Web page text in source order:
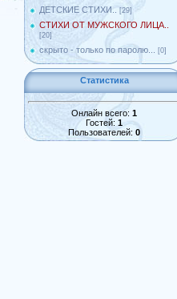
ДЕТСКИЕ СТИХИ.. [29]
СТИХИ ОТ МУЖСКОГО ЛИЦА..
[20]
скрыто - только по паролю... [0]
Статистика
Онлайн всего: 1
Гостей: 1
Пользователей: 0